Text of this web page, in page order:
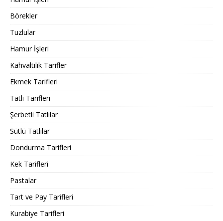
Börekler
Tuzlular
Hamur İşleri
Kahvaltılık Tarifler
Ekmek Tarifleri
Tatlı Tarifleri
Şerbetli Tatlılar
Sütlü Tatlılar
Dondurma Tarifleri
Kek Tarifleri
Pastalar
Tart ve Pay Tarifleri
Kurabiye Tarifleri